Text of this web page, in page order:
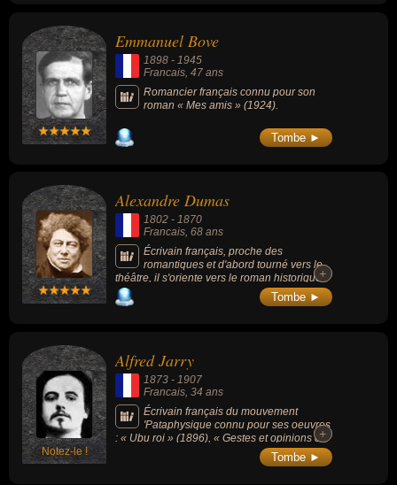
Emmanuel Bove
1898 - 1945
Francais , 47 ans
Romancier français connu pour son
roman « Mes amis » (1924).
Tombe ►
Alexandre Dumas
1802 - 1870
Francais, 68 ans
Écrivain français, proche des
romantiques et d'abord tourné vers le
théâtre, il s'oriente vers le roman historique
telles que la trilogie « Les Trois
Mousquetaires » (1844), « Vingt ans après »
Monsoreau » (1846) et « La Reine Margot »
(1845). Il est le père des écrivains Henry
Bauër et Alexandre Dumas (1824-1895, dit «
Dumas fils », auteur de La Dame aux
camélias).
+
+
Tombe ►
Notez-le !
Alfred Jarry
1873 - 1907
Francais , 34 ans
Écrivain français du mouvement
'Pataphysique connu pour ses oeuvres
: « Ubu roi » (1896), « Gestes et opinions du
docteur Faustroll, pataphysicien » (1911), «
L'Amour absolu » (1899), « Ubu enchaîné »
+
+
Tombe ►